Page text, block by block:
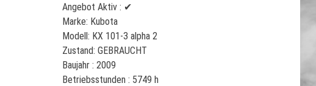
Angebot Aktiv : ✔
Marke: Kubota
Modell: KX 101-3 alpha 2
Zustand: GEBRAUCHT
Baujahr : 2009
Betriebsstunden : 5749 h